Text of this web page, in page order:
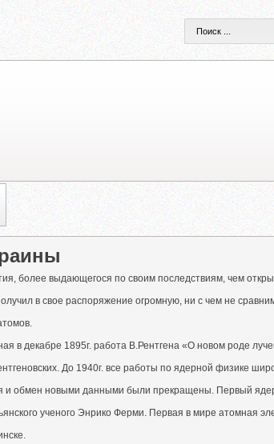
более выдающегося по своим последствиям, чем
в свое распоряжение огромную, ни с чем не
в декабре 1895г. работа В.Рентгена «О новом роде
До 1940г. все работы по ядерной физике
и обмен новыми данными были прекращены. Первый
ученого Энрико Ферми. Первая в мире атомная